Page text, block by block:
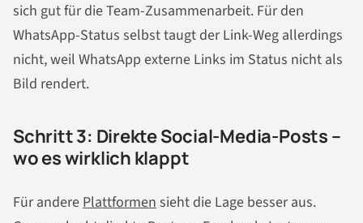
sich gut für die Team-Zusammenarbeit. Für den
WhatsApp-Status selbst taugt der Link-Weg allerdings
nicht, weil WhatsApp externe Links im Status nicht als
Bild rendert.
Schritt 3: Direkte Social-Media-Posts –
wo es wirklich klappt
Für andere Plattformen sieht die Lage besser aus.